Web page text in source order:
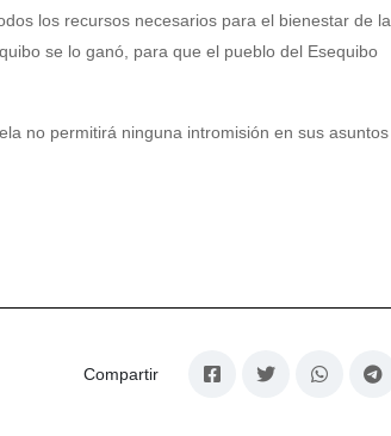
los recursos necesarios para el bienestar de la
se lo ganó, para que el pueblo del Esequibo
no permitirá ninguna intromisión en sus asuntos
Compartir